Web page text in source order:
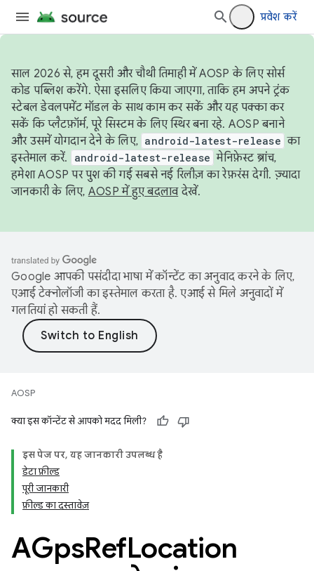
प्रवेश करें
साल 2026 से, हम दूसरी और चौथी तिमाही में AOSP के लिए सोर्स
कोड पब्लिश करेंगे. ऐसा इसलिए किया जाएगा, ताकि हम अपने ट्रंक
स्टेबल डेवलपमेंट मॉडल के साथ काम कर सकें और यह पक्का कर
सकें कि प्लैटफ़ॉर्म, पूरे सिस्टम के लिए स्थिर बना रहे. AOSP बनाने
और उसमें योगदान देने के लिए, android-latest-release का
इस्तेमाल करें.
android-latest-release मेनिफ़ेस्ट ब्रांच,
हमेशा AOSP पर पुश की गई सबसे नई रिलीज़ का रेफ़रंस देगी. ज़्यादा
जानकारी के लिए, AOSP में हुए बदलावदेखें.
Google आपकी पसंदीदा भाषा में कॉन्टेंट का अनुवाद करने के लिए,
एआई टेक्नोलॉजी का इस्तेमाल करता है. एआई से मिले अनुवादों में
गलतियां हो सकती हैं.
AOSP
क्या इस कॉन्टेंट से आपको मदद मिली?
इस पेज पर, यह जानकारी उपलब्ध है
डेटा फ़ील्ड
पूरी जानकारी
फ़ील्ड का दस्तावेज़
AGpsRefLocation